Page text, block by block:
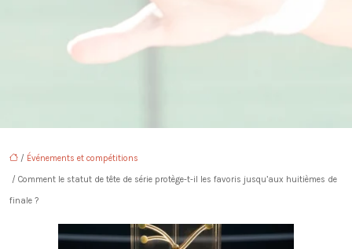
/ Événements et compétitions
/ Comment le statut de tête de série protège-t-il les favoris jusqu’aux huitièmes de
finale ?